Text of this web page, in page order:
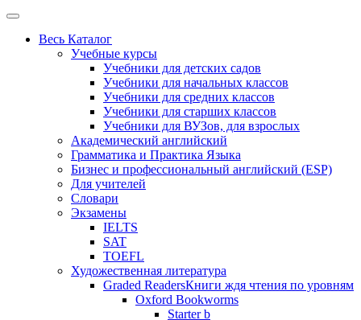
Весь Каталог
Учебные курсы
Учебники для детских садов
Учебники для начальных классов
Учебники для средних классов
Учебники для старших классов
Учебники для ВУЗов, для взрослых
Академический английский
Грамматика и Практика Языка
Бизнес и профессиональный английский (ESP)
Для учителей
Словари
Экзамены
IELTS
SAT
TOEFL
Художественная литература
Graded ReadersКниги ждя чтения по уровням
Oxford Bookworms
Starter b